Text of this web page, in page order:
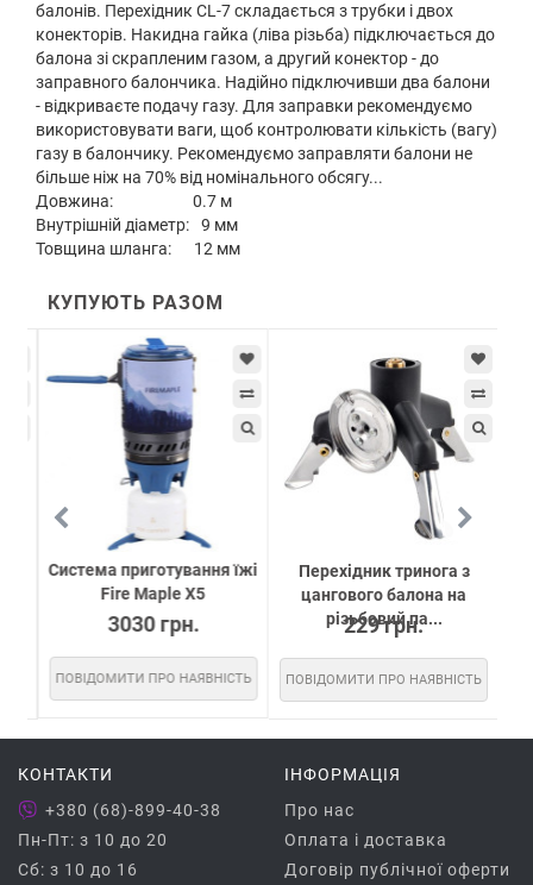
балонів. Перехідник CL-7 складається з трубки і двох
конекторів. Накидна гайка (ліва різьба) підключається до
балона зі скрапленим газом, а другий конектор - до
заправного балончика. Надійно підключивши два балони
- відкриваєте подачу газу. Для заправки рекомендуємо
використовувати ваги, щоб контролювати кількість (вагу)
газу в балончику. Рекомендуємо заправляти балони не
більше ніж на 70% від номінального обсягу...
Довжина: 0.7 м
Внутрішній діаметр: 9 мм
Товщина шланга: 12 мм
КУПУЮТЬ РАЗОМ
Система приготування їжі
Fire Maple X5
3030 грн.
ПОВІДОМИТИ ПРО НАЯВНІСТЬ
Перехідник тринога з
цангового балона на
різьбовий па...
229 грн.
ПОВІДОМИТИ ПРО НАЯВНІСТЬ
КОНТАКТИ
+380 (68)-899-40-38
Пн-Пт: з 10 до 20
Сб: з 10 до 16
ІНФОРМАЦІЯ
Про нас
Оплата і доставка
Договір публічної оферти